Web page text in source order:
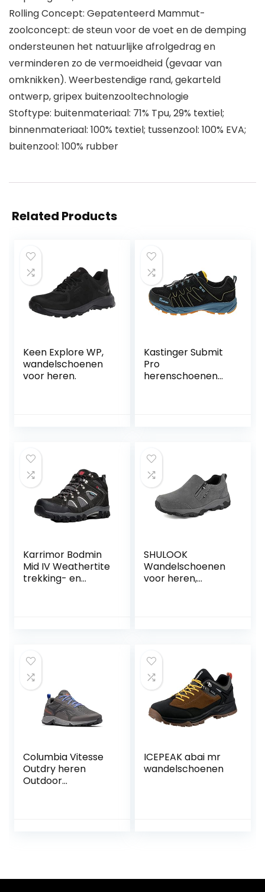
Rolling Concept: Gepatenteerd Mammut-
zoolconcept: de steun voor de voet en de demping
ondersteunen het natuurlijke afrolgedrag en
verminderen zo de vermoeidheid (gevaar van
omknikken). Weerbestendige rand, gekarteld
ontwerp, gripex buitenzooltechnologie
Stoftype: buitenmateriaal: 71% Tpu, 29% textiel;
binnenmateriaal: 100% textiel; tussenzool: 100% EVA;
buitenzool: 100% rubber
Related Products
Keen Explore WP,
wandelschoenen
voor heren.
Kastinger Submit
Pro
herenschoenen
Karrimor Bodmin
Mid IV Weathertite
trekking- en
SHULOOK
Wandelschoenen
voor heren,
voor in de tuin,
werk, antislip,
slippers voor
heren
Columbia Vitesse
Outdry heren
Outdoor
ICEPEAK abai mr
wandelschoenen